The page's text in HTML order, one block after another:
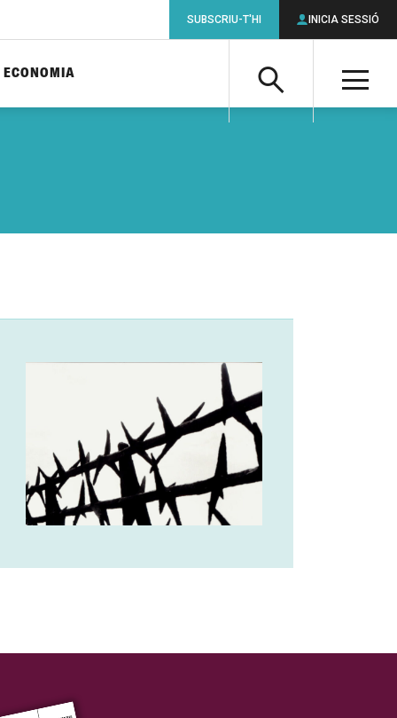
Cerca
ECONOMIA
SUBSCRIU-T'HI INICIA SESSIÓ